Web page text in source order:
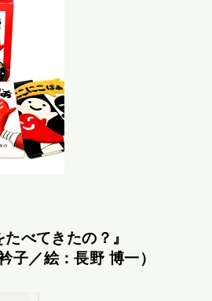
たべてきたの？』
子／絵：長野 博一）